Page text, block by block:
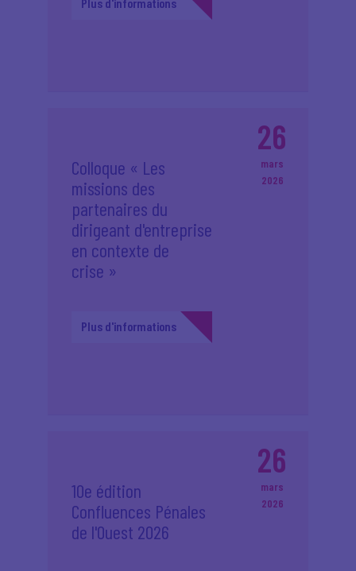
26
mars
2026
Colloque « Les
missions des
partenaires du
dirigeant d'entreprise
en contexte de
crise »
Plus d'informations
26
mars
2026
10e édition
Confluences Pénales
de l'Ouest 2026